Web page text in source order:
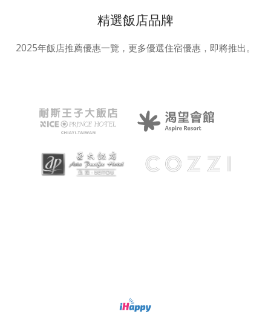
精選飯店品牌
2025年飯店推薦優惠一覽，更多優選住宿優惠，即將推出。